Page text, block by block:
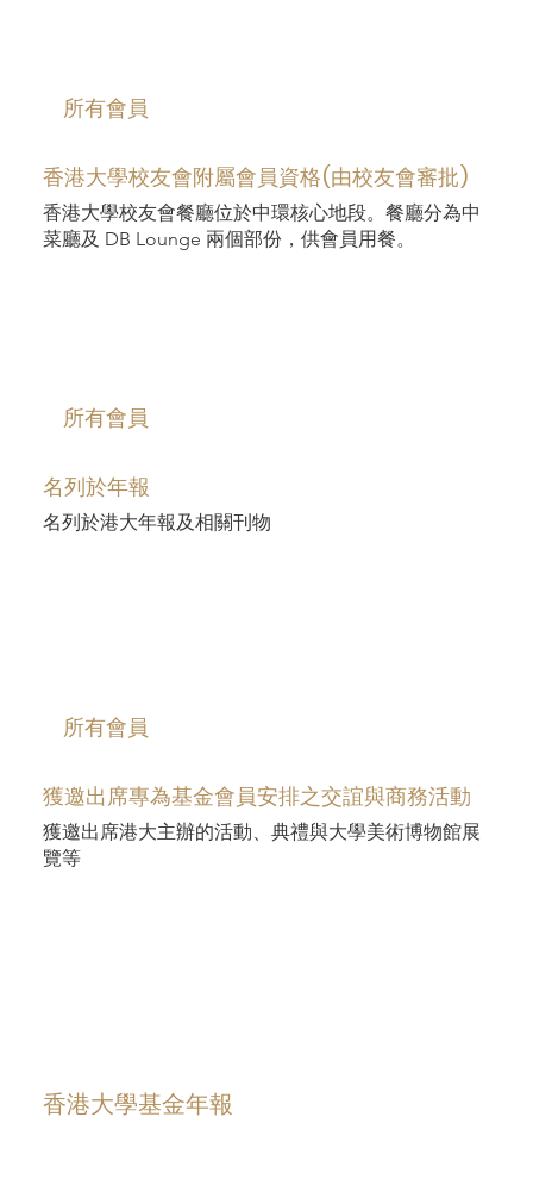
香港大學校友會附屬會員資格(由校友會審批)
香港大學校友會餐廳位於中環核心地段。餐廳分為中
菜廳及 DB Lounge 兩個部份，供會員用餐。
​所有會員
名列於年報
名列於港大年報及相關刊物
​所有會員
獲邀出席專為基金會員安排之交誼與商務活動
獲邀出席港大主辦的活動、典禮與大學美術博物館展
覽等
​所有會員
​香港大學基金年報